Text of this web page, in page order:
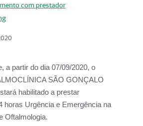
com prestador
a partir do dia07/09/2020, o
SÃO GONÇALO
habilitado a prestar
horas Urgência e Emergência na
Oftalmologia.